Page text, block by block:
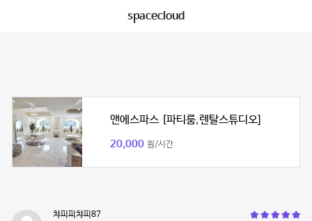
spacecloud
앤에스파스 [파티룸,렌탈스튜디오]
20,000 원/시간
챠피피챠피87